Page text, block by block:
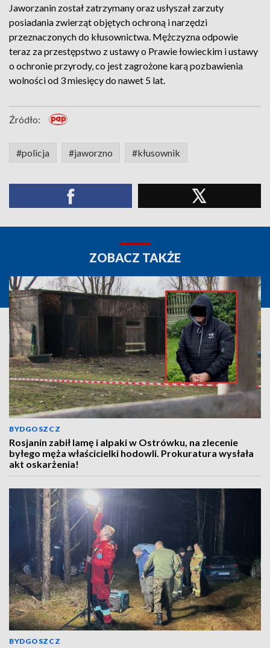
Jaworzanin został zatrzymany oraz usłyszał zarzuty
posiadania zwierząt objętych ochroną i narzędzi
przeznaczonych do kłusownictwa. Mężczyzna odpowie
teraz za przestępstwo z ustawy o Prawie łowieckim i ustawy
o ochronie przyrody, co jest zagrożone karą pozbawienia
wolności od 3 miesięcy do nawet 5 lat.
Źródło:
#policja #jaworzno #kłusownik
ZOBACZ TAKŻE
BYDGOSZCZ
Rosjanin zabił lamę i alpaki w Ostrówku, na zlecenie
byłego męża właścicielki hodowli. Prokuratura wysłała
akt oskarżenia!
BYDGOSZCZ